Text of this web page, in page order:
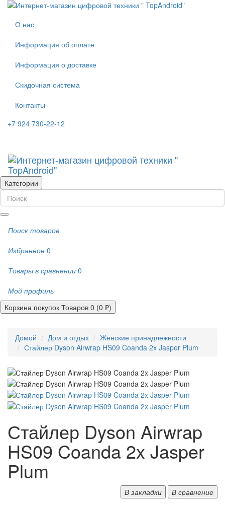
О нас
Информация об оплате
Информация о доставке
Скидочная система
Контакты
+7 924 730-22-12
Категории
Поиск товаров
Избранное 0
Товары в сравнении 0
Мой профиль
Корзина покупок Товаров 0 (0 ₽)
Домой Дом и отдых
Женские принадлежности
Стайлер Dyson Airwrap HS09 Coanda 2x Jasper Plum
Стайлер Dyson Airwrap
HS09 Coanda 2x Jasper
Plum
В закладки В сравнение